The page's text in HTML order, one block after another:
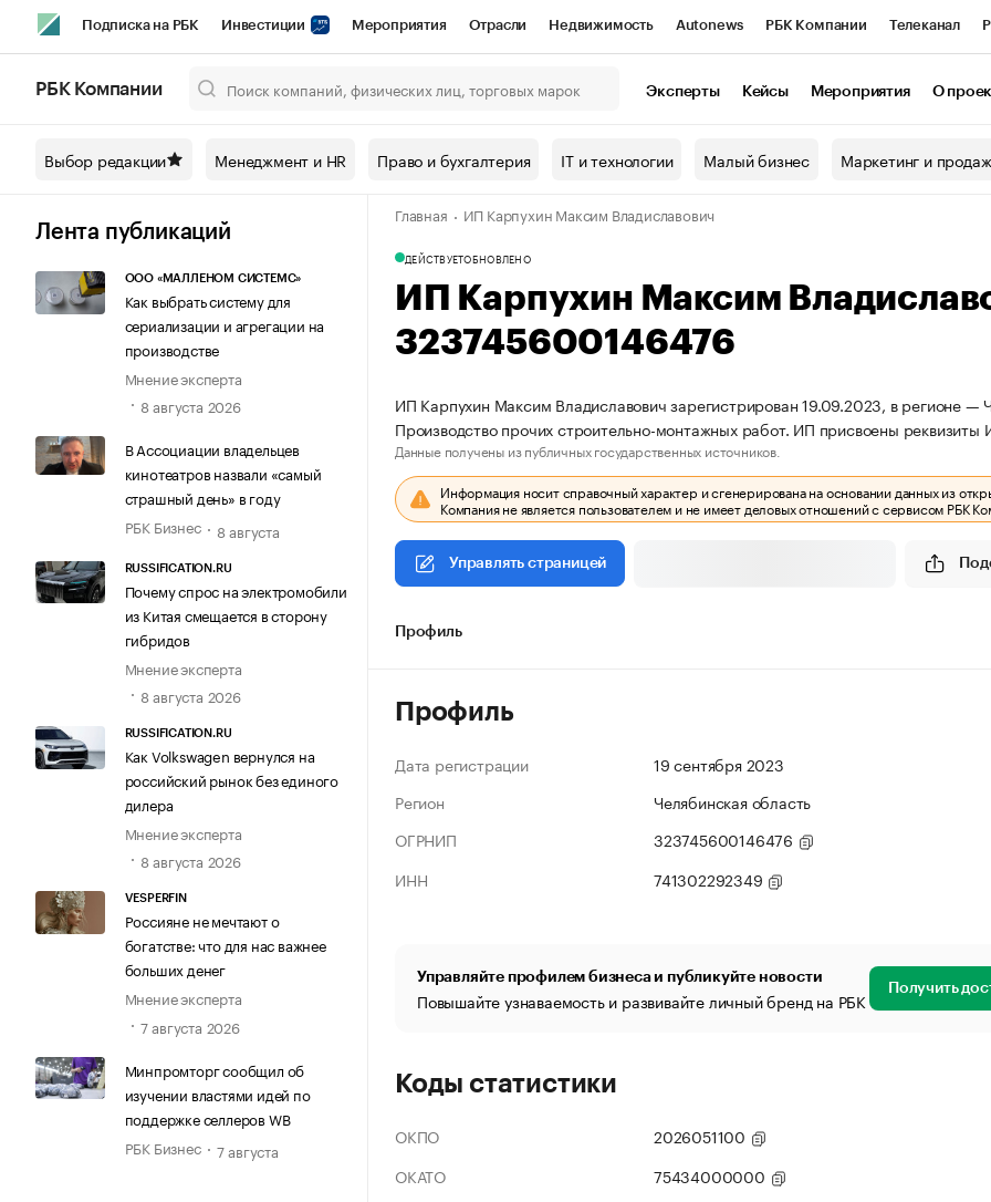
Подписка на РБК Инвестиции Мероприятия Отрасли Недвижимость Autonews РБК Компании Телеканал
Спецпроекты СПб Конференции СПб Спецпроекты Проверка контрагентов
Технологии и медиа Рынок наличной валюты
РБК Компании Эксперты Кейсы Мероприятия О
Выбор редакции Менеджмент и HR Право и бухгалтерия IT и технологии Малый бизнес Маркетинг и
Лента публикаций
ООО «МАЛЛЕНОМ СИСТЕМС»
Как выбрать систему для
сериализации и агрегации на
производстве
Мнение эксперта
8 августа 2026
В Ассоциации владельцев
кинотеатров назвали «самый
страшный день» в году
РБК Бизнес
8 августа
RUSSIFICATION.RU
Почему спрос на электромобили
из Китая смещается в сторону
гибридов
Мнение эксперта
8 августа 2026
RUSSIFICATION.RU
Как Volkswagen вернулся на
российский рынок без единого
дилера
Мнение эксперта
8 августа 2026
VESPERFIN
Россияне не мечтают о
богатстве: что для нас важнее
больших денег
Мнение эксперта
7 августа 2026
Минпромторг сообщил об
изучении властями идей по
поддержке селлеров WB
РБК Бизнес
7 августа
Главная ИП Карпухин Максим Владиславович
ДЕЙСТВУЕТОБНОВЛЕНО
ИП Карпухин Максим
323745600146476
ИП Карпухин Максим Владиславович зарегистрирован 19.09.2023, в регионе —
Производство прочих строительно-монтажных работ. ИП присвоены
Данные получены из публичных государственных источников.
Информация носит справочный характер и сгенерирована на основании данных из
Компания не является пользователем и не имеет деловых отношений с сервисом РБК
Управлять страницей
Профиль
Профиль
Дата регистрации
19 сентября 2023
Регион
Челябинская область
ОГРНИП
323745600146476
ИНН
741302292349
Управляйте профилем бизнеса и публикуйте новости
Повышайте узнаваемость и развивайте личный бренд на РБК Получить
Коды статистики
ОКПО
2026051100
ОКАТО
75434000000